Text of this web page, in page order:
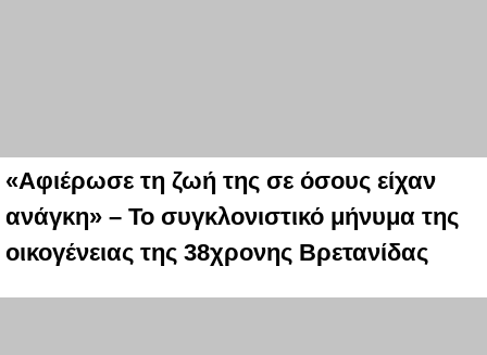
«Αφιέρωσε τη ζωή της σε όσους είχαν
ανάγκη» – Το συγκλονιστικό μήνυμα της
οικογένειας της 38χρονης Βρετανίδας